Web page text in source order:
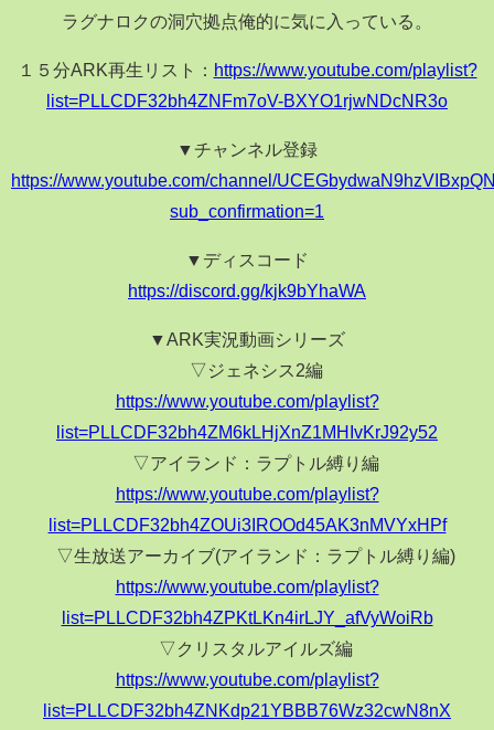
ラグナロクの洞穴拠点俺的に気に入っている。
１５分ARK再生リスト： https://www.youtube.com/playlist?
list=PLLCDF32bh4ZNFm7oV-BXYO1rjwNDcNR3o
▼チャンネル登録
https://www.youtube.com/channel/
sub_confirmation=1
▼ディスコード
https://discord.gg/kjk9bYhaWA
▼ARK実況動画シリーズ
▽ジェネシス2編
https://www.youtube.com/playlist?
list=PLLCDF32bh4ZM6kLHjXnZ1MHIvKrJ92y52
▽アイランド：ラプトル縛り編
https://www.youtube.com/playlist?
list=PLLCDF32bh4ZOUi3IROOd45AK3nMVYxHPf
▽生放送アーカイブ(アイランド：ラプトル縛り編)
https://www.youtube.com/playlist?
list=PLLCDF32bh4ZPKtLKn4irLJY_afVyWoiRb
▽クリスタルアイルズ編
https://www.youtube.com/playlist?
list=PLLCDF32bh4ZNKdp21YBBB76Wz32cwN8nX